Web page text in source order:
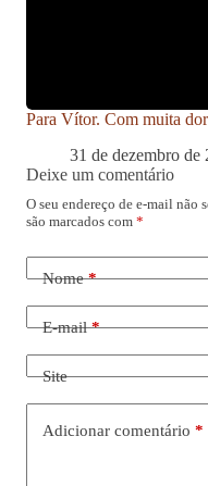
Para Vítor. Com muita dor
31 de dezembro de
Deixe um comentário
O seu endereço de e-mail não
são marcados com *
Nome*
E-mail*
Site
Adicionar comentário *